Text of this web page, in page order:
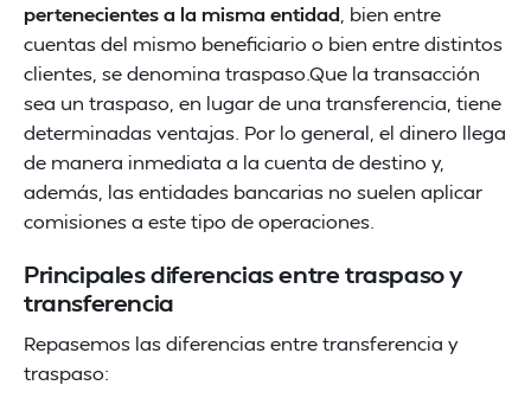
pertenecientes a la misma entidad , bien entre
cuentas del mismo beneficiario o bien entre distintos
clientes, se denomina traspaso.Que la transacción
sea un traspaso, en lugar de una transferencia, tiene
determinadas ventajas. Por lo general, el dinero llega
de manera inmediata a la cuenta de destino y,
además, las entidades bancarias no suelen aplicar
comisiones a este tipo de operaciones.
Principales diferencias entre traspaso y
transferencia
Repasemos las diferencias entre transferencia y
traspaso: